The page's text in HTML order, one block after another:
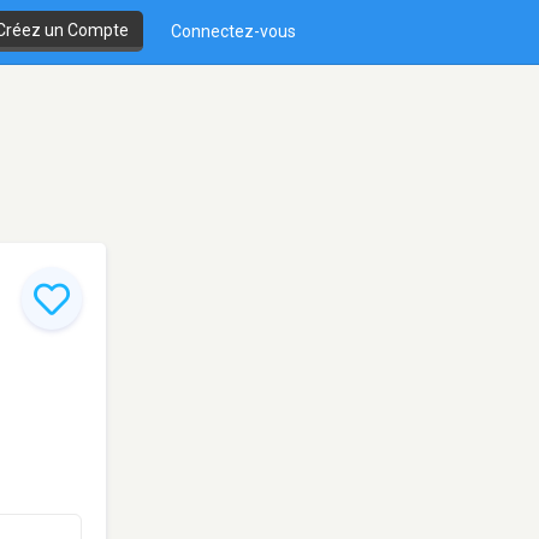
un Compte Connectez-vous